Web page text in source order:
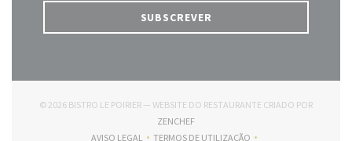
SUBSCREVER
© 2026 BISTRO LE POIRIER — WEBSITE DO RESTAURANTE CRIADO POR
ZENCHEF((ABRE NUMA NOVA JANELA))
AVISO LEGAL
TERMOS DE UTILIZAÇÃO